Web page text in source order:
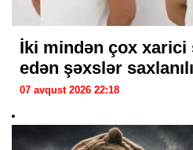
İki mindən çox xarici
edən şəxslər
07 avqust 2026 22:18